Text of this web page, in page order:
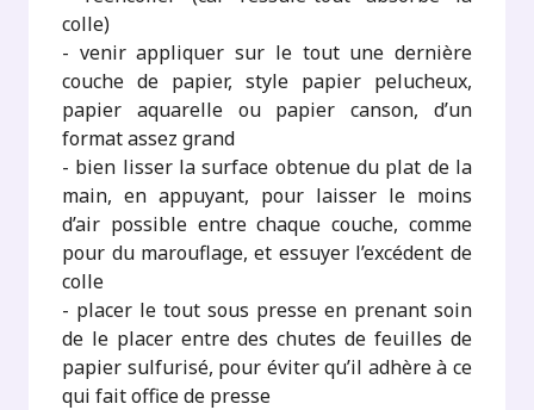
colle)
- venir appliquer sur le tout une dernière
couche de papier, style papier pelucheux,
papier aquarelle ou papier canson, d’un
format assez grand
- bien lisser la surface obtenue du plat de la
main, en appuyant, pour laisser le moins
d’air possible entre chaque couche, comme
pour du marouflage, et essuyer l’excédent de
colle
- placer le tout sous presse en prenant soin
de le placer entre des chutes de feuilles de
papier sulfurisé, pour éviter qu’il adhère à ce
qui fait office de presse